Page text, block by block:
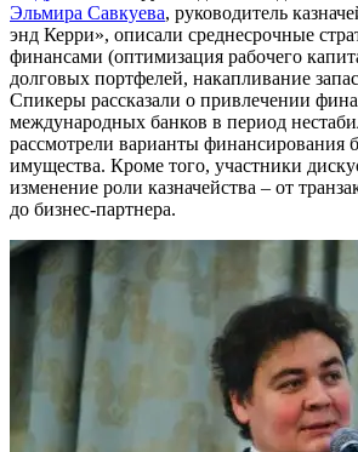
Эльмира Савкуева, руководитель
энд Керри», описали среднесрочные
финансами (оптимизация рабочего
долговых портфелей, накапливание
Спикеры рассказали о привлечении
международных банков в период
рассмотрели варианты финансирования
имущества. Кроме того, участники
изменение роли казначейства – от
до бизнес-партнера.